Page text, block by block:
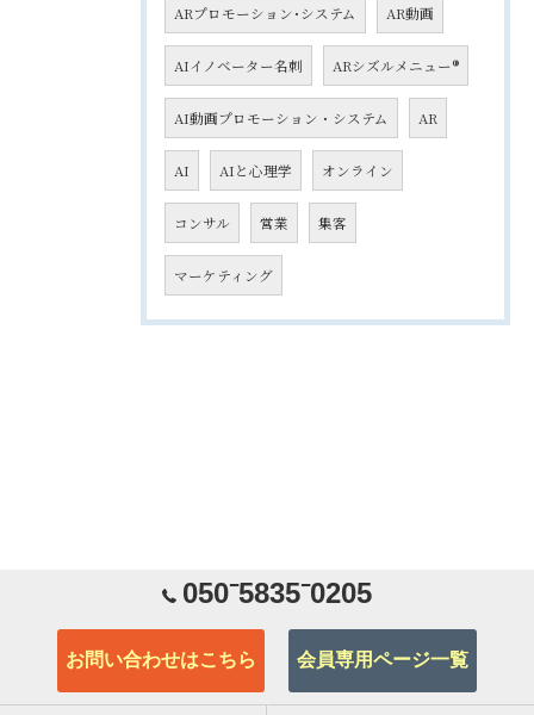
ARプロモーション･システム AR動画
AIイノベーター名刺 ARシズルメニュー®
AI動画プロモーション・システム AR
AI AIと心理学 オンライン
コンサル 営業 集客
マーケティング
050⁻5835⁻0205
お問い合わせはこちら 会員専用ページ一覧